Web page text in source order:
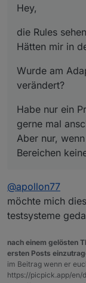
Hey,
die Rules
Hätten mir in
Wurde am
verändert?
Habe nur ein
gerne mal
Aber nur,
Bereichen
@apollon77
möchte mich
testsysteme
nach einem gelösten
ersten Posts
im Beitrag wenn er
https://picpick.app/en/